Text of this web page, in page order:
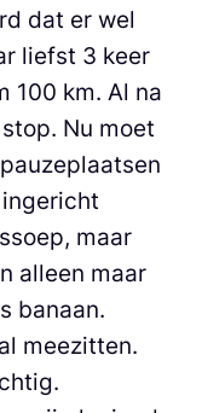
dat er wel
liefst 3 keer
100 km. Al na
Nu moet
maar
alleen maar
banaan.
meezitten.